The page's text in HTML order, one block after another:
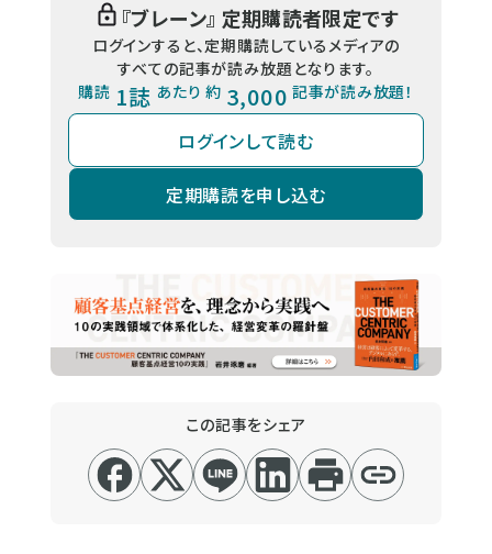
『ブレーン』 定期購読者限定です
ログインすると、定期購読しているメディアの
すべての記事が読み放題となります。
購読 1誌 あたり 約 3,000 記事が読み放題！
ログインして読む
定期購読を申し込む
この記事をシェア